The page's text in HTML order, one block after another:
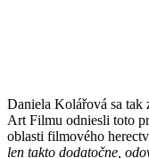
Daniela Kolářová sa tak
Art Filmu odniesli toto
oblasti filmového
len takto dodatočne,